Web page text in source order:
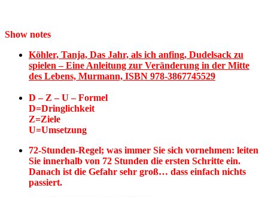
Show notes
Köhler, Tanja, Das Jahr, als ich anfing, Dudelsack zu
spielen – Eine Anleitung zur Veränderung in der Mitte
des Lebens, Murmann, ISBN 978-3867745529
D – Z – U – Formel
D=Dringlichkeit
Z=Ziele
U=Umsetzung
72-Stunden-Regel; was immer Sie sich vornehmen: leiten
Sie innerhalb von 72 Stunden die ersten Schritte ein.
Danach ist die Gefahr sehr groß… dass einfach nichts
passiert.